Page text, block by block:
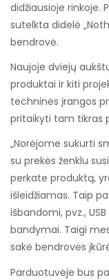
didžiausioje rinkoje.
sutelkta didelė
bendrovė.
Naujoje dviejų
produktai ir kiti
techninės įrangos
pritaikyti tam tikras
„Norėjome sukurti
su prekės ženklu
perkate produktą,
išleidžiamas. Taip
išbandomi, pvz.,
bandymai. Taigi
sakė bendrovės
Parduotuvėje bus